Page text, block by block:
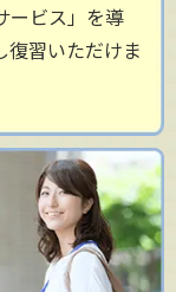
ービス」を導
復習いただけま